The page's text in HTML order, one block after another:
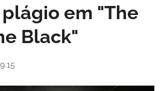
em "The
Black"